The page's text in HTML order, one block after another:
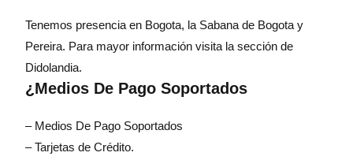
Tenemos presencia en Bogota, la Sabana de Bogota y
Pereira. Para mayor información visita la sección de
Didolandia.
¿Medios De Pago Soportados
– Medios De Pago Soportados
– Tarjetas de Crédito.